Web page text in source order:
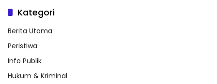
Kategori
Berita Utama
Peristiwa
Info Publik
Hukum & Kriminal